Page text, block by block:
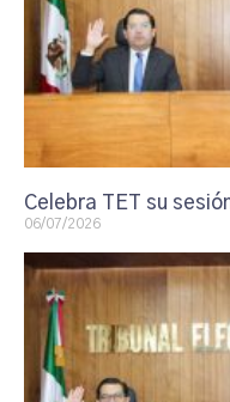
Celebra TET su
06/07/2026